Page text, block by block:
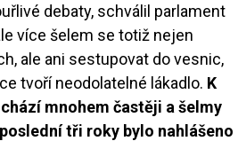
debaty, schválil parlament
více šelem se totiž nejen
ale ani sestupovat do vesnic,
tvoří neodolatelné lákadlo. K
mnohem častěji a šelmy
tři roky bylo nahlášeno